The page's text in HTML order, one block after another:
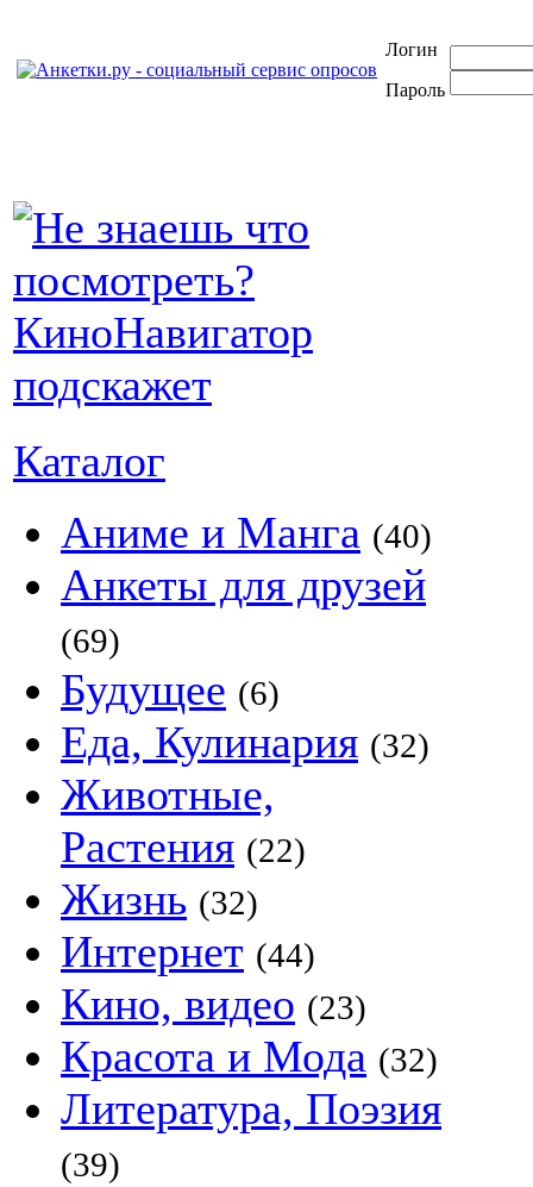
Логин
Пароль
Каталог
Аниме и Манга (40)
Анкеты для друзей
(69)
Будущее (6)
Еда, Кулинария (32)
Животные,
Растения (22)
Жизнь (32)
Интернет (44)
Кино, видео (23)
Красота и Мода (32)
Литература, Поэзия
(39)